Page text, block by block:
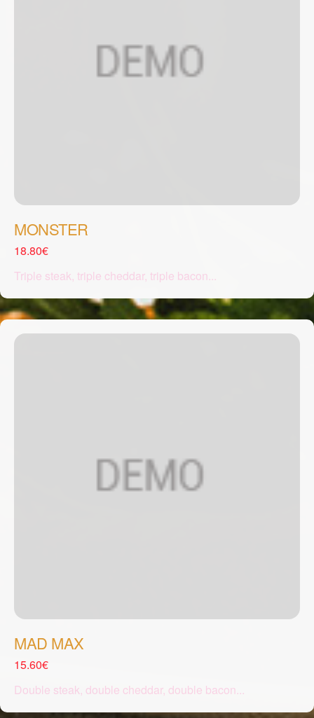
MONSTER
18.80€
Triple steak, triple cheddar, triple bacon...
MAD MAX
15.60€
Double steak, double cheddar, double bacon...